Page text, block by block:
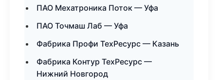
ПАО Мехатроника Поток — Уфа
ПАО Точмаш Лаб — Уфа
Фабрика Профи ТехРесурс — Казань
Фабрика Контур ТехРесурс —
Нижний Новгород